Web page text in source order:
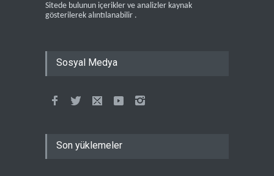
Sitede bulunun içerikler ve analizler kaynak
gösterilerek alıntılanabilir .
Sosyal Medya
Son yüklemeler